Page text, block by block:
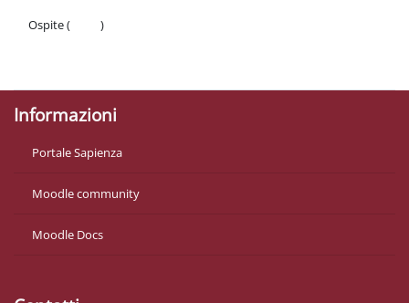
Ospite (
)
Informazioni
Portale Sapienza
Moodle community
Moodle Docs